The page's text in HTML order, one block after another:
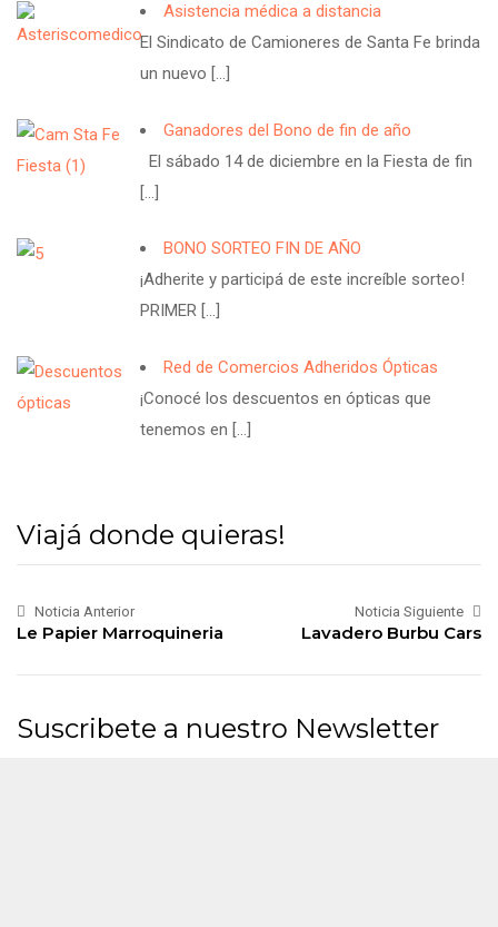
Asistencia médica a distancia
El Sindicato de Camioneres de Santa Fe brinda
un nuevo […]
Ganadores del Bono de fin de año
El sábado 14 de diciembre en la Fiesta de fin
[…]
BONO SORTEO FIN DE AÑO
¡Adherite y participá de este increíble sorteo!
PRIMER […]
Red de Comercios Adheridos Ópticas
¡Conocé los descuentos en ópticas que
tenemos en […]
Viajá donde quieras!
Noticia Anterior
Le Papier Marroquineria
Noticia Siguiente
Lavadero Burbu Cars
Suscribete a nuestro Newsletter